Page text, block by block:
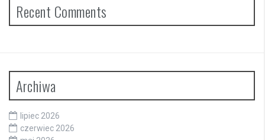
Recent Comments
Archiwa
lipiec 2026
czerwiec 2026